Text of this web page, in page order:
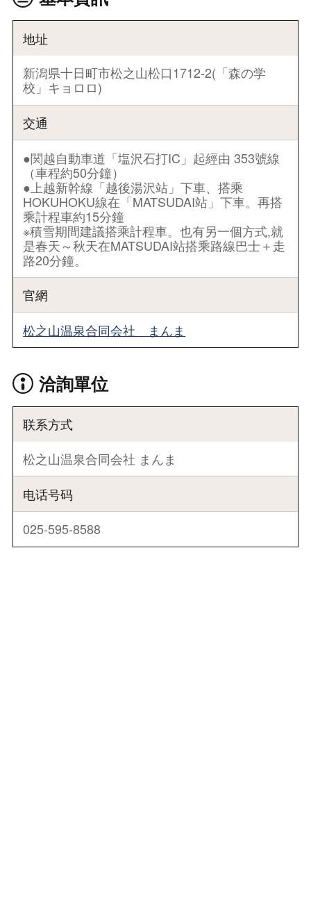
地址
新潟県十日町市松之山松口1712-2(「森の学
校」キョロロ)
交通
●関越自動車道「塩沢石打IC」起經由 353號線
（車程約50分鐘）
●上越新幹線「越後湯沢站」下車、搭乘
HOKUHOKU線在「MATSUDAI站」下車。再搭
乘計程車約15分鐘
※積雪期間建議搭乘計程車。也有另一個方式,就
是春天～秋天在MATSUDAI站搭乘路線巴士＋走
路20分鐘。
官網
松之山温泉合同会社 まんま
洽詢單位
联系方式
松之山温泉合同会社 まんま
电话号码
025-595-8588